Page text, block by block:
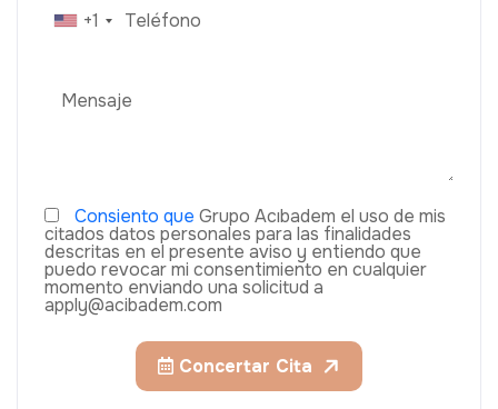
+1
Consiento que Grupo Acıbadem el uso de mis
citados datos personales para las finalidades
descritas en el presente aviso y entiendo que
puedo revocar mi consentimiento en cualquier
momento enviando una solicitud a
apply@acibadem.com
Concertar Cita